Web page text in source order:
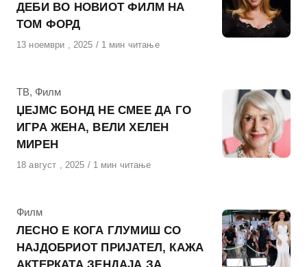
ДЕБИ ВО НОВИОТ ФИЛМ НА
ТОМ ФОРД
Објавено
13 ноември , 2025 1 мин читање
КАтегорија
ТВ, Филм
ЏЕЈМС БОНД НЕ СМЕЕ ДА ГО
ИГРА ЖЕНА, ВЕЛИ ХЕЛЕН
МИРЕН
Објавено
18 август , 2025 1 мин читање
КАтегорија
Филм
ЛЕСНО Е КОГА ГЛУМИШ СО
НАЈДОБРИОТ ПРИЈАТЕЛ, КАЖА